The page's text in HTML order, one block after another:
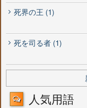
死界の王 (1)
死を司る者 (1)
人気用語